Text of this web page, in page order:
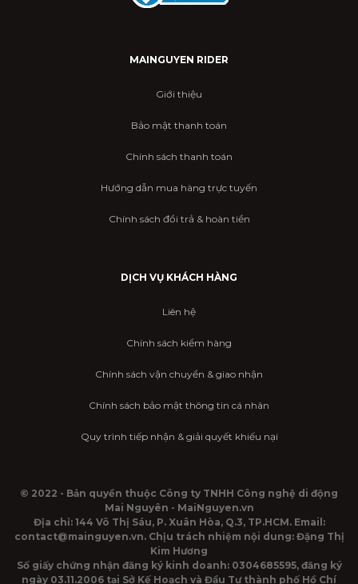
MAINGUYEN RIDER
Giới thiệu
Bảo mật thanh toán
Chính sách thanh toán
Hướng dẫn mua hàng trực tuyến
Chính sách đổi trả & hoàn tiền
DỊCH VỤ KHÁCH HÀNG
Liên hệ
Chính sách kiểm hàng
Chính sách vận chuyển & giao nhận
Chính sách bảo mật thông tin cá nhân
Quy trình tiếp nhận & giải quyết khiếu nại
© 2022 - Bản quyền thuộc Công ty TNHH Công nghệ di động
Mai Nguyên - MaiNguyen.vn
Địa chỉ: 144 Võ Thị Sáu, P. Xuân Hòa, Q.3, TP.HCM. Email:
contact@mainguyen.vn. Chịu trách nhiệm nội dung: Đặng Thị
Kim Hương
Số giấy chứng nhận đăng ký kinh doanh: 0304685595, đăng ký
ngày 03.11.2006 tại Sở Kế Hoạch và Đầu Tư thành phố Hồ Chí